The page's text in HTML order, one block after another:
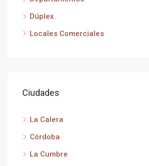
Dúplex
Locales Comerciales
Ciudades
La Calera
Córdoba
La Cumbre